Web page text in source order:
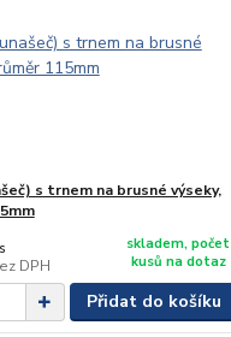
s trnem na brusné výseky,
DPH
skladem, počet
kusů na dotaz
Přidat do košíku